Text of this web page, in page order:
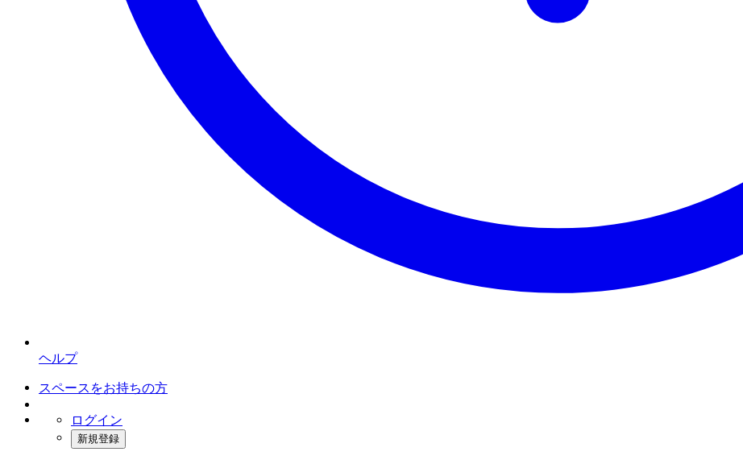
ヘルプ
スペースをお持ちの方
ログイン
新規登録